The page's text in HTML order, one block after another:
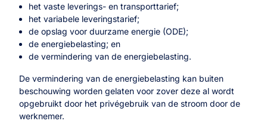
het vaste leverings- en transporttarief;
het variabele leveringstarief;
de opslag voor duurzame energie (ODE);
de energiebelasting; en
de vermindering van de energiebelasting.
De vermindering van de energiebelasting kan buiten
beschouwing worden gelaten voor zover deze al wordt
opgebruikt door het privégebruik van de stroom door de
werknemer.